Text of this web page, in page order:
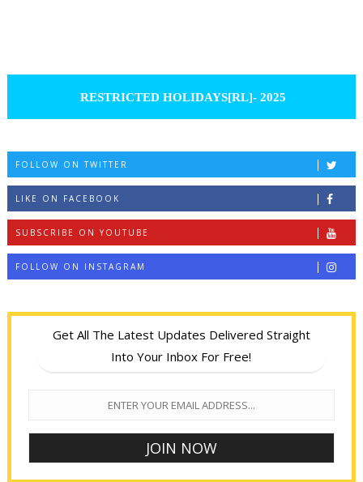
RESTRICTED HOLIDAYS[RL]- 2025
FOLLOW ON TWITTER
LIKE ON FACEBOOK
SUBSCRIBE ON YOUTUBE
FOLLOW ON INSTAGRAM
Get All The Latest Updates Delivered Straight
Into Your Inbox For Free!